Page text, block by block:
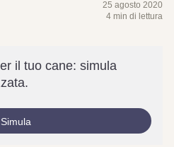
25 agosto 2020
4 min di lettura
il tuo cane: simula
Simula